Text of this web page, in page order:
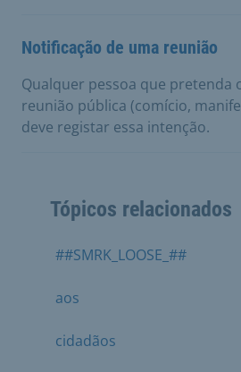
Notificação de uma reunião
Qualquer pessoa que pretenda
reunião pública (comício,
deve registar essa intenção.
Tópicos relacionados
##SMRK_LOOSE_##
aos
cidadãos